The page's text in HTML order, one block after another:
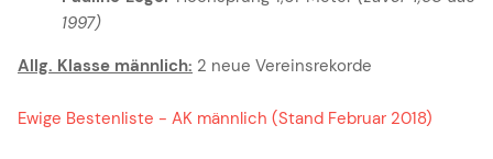
1997)
Allg. Klasse männlich: 2 neue Vereinsrekorde
Ewige Bestenliste - AK männlich (Stand Februar 2018)